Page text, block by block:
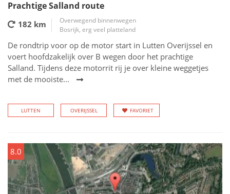
Prachtige Salland route
182 km
Overwegend binnenwegen
Bosrijk, erg veel platteland
De rondtrip voor op de motor start in Lutten Overijssel en
voert hoofdzakelijk over B wegen door het prachtige
Salland. Tijdens deze motorrit rij je over kleine weggetjes
met de mooiste...
LUTTEN OVERIJSSEL FAVORIET
8.0